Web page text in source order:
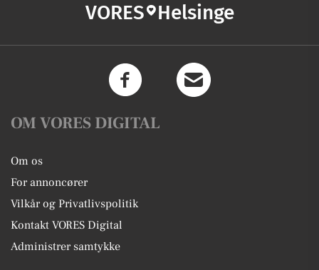
VORES Helsinge
OM VORES DIGITAL
Om os
For annoncører
Vilkår og Privatlivspolitik
Kontakt VORES Digital
Administrer samtykke